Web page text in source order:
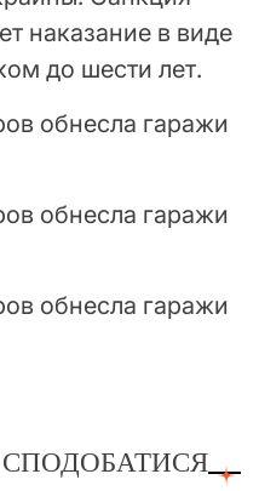
наказание в виде
до шести лет.